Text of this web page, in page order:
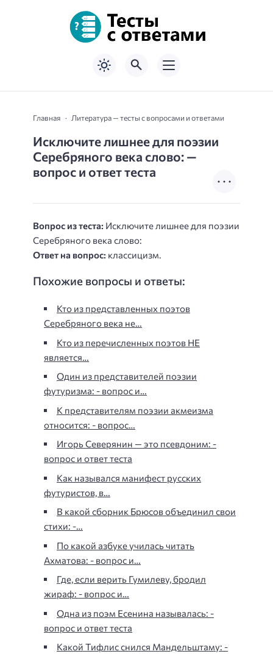
Главная Литература — тесты с вопросами и ответами
Исключите лишнее для поэзии
Серебряного века слово: —
вопрос и ответ теста
Вопрос из теста: Исключите лишнее для поэзии
Серебряного века слово:
Ответ на вопрос: классицизм.
Похожие вопросы и ответы:
Кто из представленных поэтов
Серебряного века не…
Кто из перечисленных поэтов НЕ
является…
Один из представителей поэзии
футуризма: - вопрос и…
К представителям поэзии акмеизма
относится: - вопрос…
Игорь Северянин — это псевдоним: -
вопрос и ответ теста
Как назывался манифест русских
футуристов, в…
В какой сборник Брюсов объединил свои
стихи: -…
По какой азбуке училась читать
Ахматова: - вопрос и…
Где, если верить Гумилеву, бродил
жираф: - вопрос и…
Одна из поэм Есенина называлась: -
вопрос и ответ теста
Какой Тифлис снился Мандельштаму: -